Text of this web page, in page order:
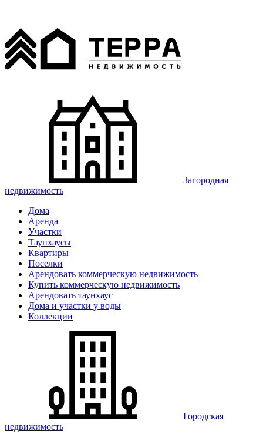
Загородная
недвижимость
Дома
Аренда
Участки
Таунхаусы
Квартиры
Поселки
Арендовать коммерческую недвижимость
Купить коммерческую недвижимость
Арендовать таунхаус
Дома и участки у воды
Коллекции
Городская
недвижимость